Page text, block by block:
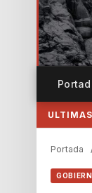
al
Portada